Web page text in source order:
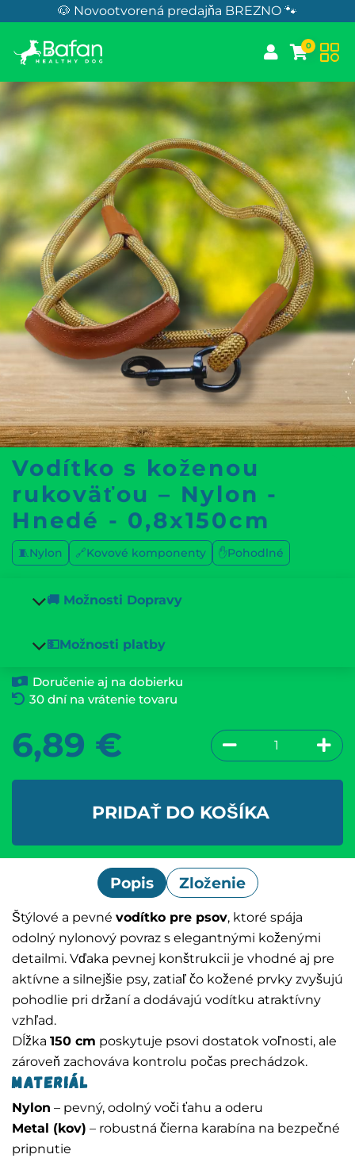
Skip to Content🐶 Novootvorená predajňa BREZNO 🐾
0
Vodítko s koženou
rukoväťou – Nylon -
Hnedé - 0,8x150cm
🧵Nylon 🔗Kovové komponenty ✋Pohodlné
🚚 Možnosti Dopravy
💵Možnosti platby
Doručenie aj na dobierku
30 dní na vrátenie tovaru
6,89 €
PRIDAŤ DO KOŠÍKA
Popis Zloženie
Štýlové a pevné vodítko pre psov, ktoré spája
odolný nylonový povraz s elegantnými koženými
detailmi. Vďaka pevnej konštrukcii je vhodné aj pre
aktívne a silnejšie psy, zatiaľ čo kožené prvky zvyšujú
pohodlie pri držaní a dodávajú vodítku atraktívny
vzhľad.
Dĺžka 150 cm poskytuje psovi dostatok voľnosti, ale
zároveň zachováva kontrolu počas prechádzok.
Materiál
Nylon – pevný, odolný voči ťahu a oderu
Metal (kov) – robustná čierna karabína na bezpečné
pripnutie